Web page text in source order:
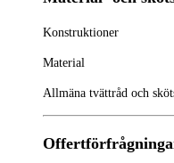
Konstruktioner
Material
Allmäna tvättråd och